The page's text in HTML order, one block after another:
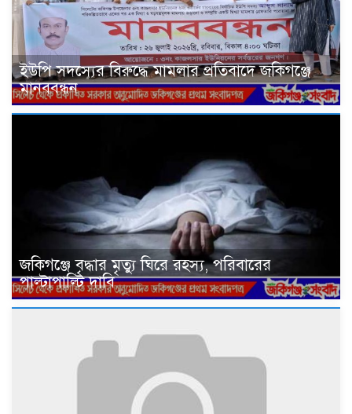
ইউপি সদস্যের বিরুদ্ধে মামলার প্রতিবাদে জকিগঞ্জে
মানববন্ধন
জকিগঞ্জে বৃদ্ধার মৃত্যু ঘিরে রহস্য, পরিবারের
পাল্টাপাল্টি দাবি